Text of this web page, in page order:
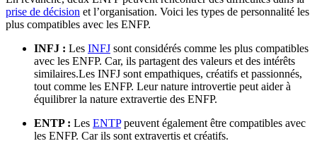
prise de décision et l’organisation. Voici les types de personnalité les
plus compatibles avec les ENFP.
INFJ : Les INFJ sont considérés comme les plus compatibles
avec les ENFP. Car, ils partagent des valeurs et des intérêts
similaires.Les INFJ sont empathiques, créatifs et passionnés,
tout comme les ENFP. Leur nature introvertie peut aider à
équilibrer la nature extravertie des ENFP.
ENTP : Les ENTPpeuvent également être compatibles avec
les ENFP. Car ils sont extravertis et créatifs.